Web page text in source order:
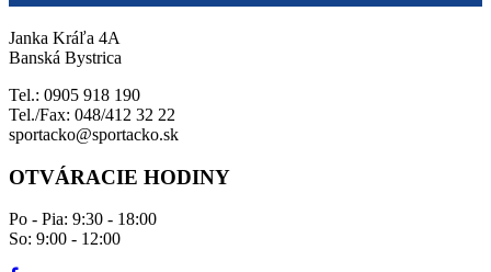
Janka Kráľa 4A
Banská Bystrica
Tel.: 0905 918 190
Tel./Fax: 048/412 32 22
sportacko@sportacko.sk
OTVÁRACIE HODINY
Po - Pia: 9:30 - 18:00
So: 9:00 - 12:00